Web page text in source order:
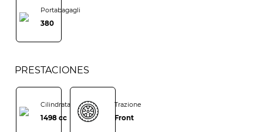
Portabagagli
380
PRESTACIONES
Cilindrata
1498 cc
Trazione
Front